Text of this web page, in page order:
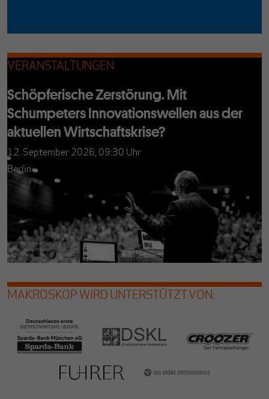
VERANSTALTUNGEN
Schöpferische Zerstörung. Mit
Schumpeters Innovationswellen aus der
aktuellen Wirtschaftskrise?
12. September 2026, 09:30 Uhr
Berlin
MAKROSKOP WIRD UNTERSTÜTZT VON: